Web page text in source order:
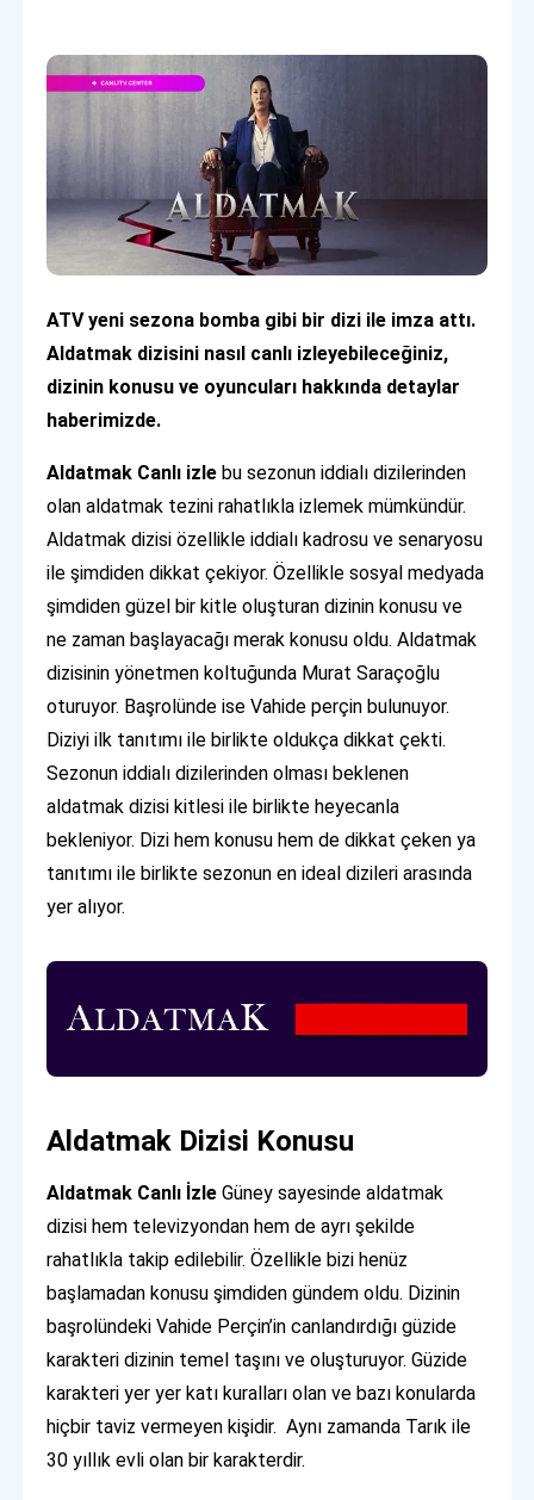
ATV yeni sezona bomba gibi bir dizi ile imza attı.
Aldatmak dizisini nasıl canlı izleyebileceğiniz,
dizinin konusu ve oyuncuları hakkında detaylar
haberimizde.
Aldatmak Canlı izlebu sezonun iddialı dizilerinden
olan aldatmak tezini rahatlıkla izlemek mümkündür.
Aldatmak dizisi özellikle iddialı kadrosu ve senaryosu
ile şimdiden dikkat çekiyor. Özellikle sosyal medyada
şimdiden güzel bir kitle oluşturan dizinin konusu ve
ne zaman başlayacağı merak konusu oldu. Aldatmak
dizisinin yönetmen koltuğunda Murat Saraçoğlu
oturuyor. Başrolünde ise Vahide perçin bulunuyor.
Diziyi ilk tanıtımı ile birlikte oldukça dikkat çekti.
Sezonun iddialı dizilerinden olması beklenen
aldatmak dizisi kitlesi ile birlikte heyecanla
bekleniyor. Dizi hem konusu hem de dikkat çeken ya
tanıtımı ile birlikte sezonun en ideal dizileri arasında
yer alıyor.
Aldatmak Dizisi Konusu
Aldatmak Canlı İzleGüney sayesinde aldatmak
dizisi hem televizyondan hem de ayrı şekilde
rahatlıkla takip edilebilir. Özellikle bizi henüz
başlamadan konusu şimdiden gündem oldu. Dizinin
başrolündeki Vahide Perçin’in canlandırdığı güzide
karakteri dizinin temel taşını ve oluşturuyor. Güzide
karakteri yer yer katı kuralları olan ve bazı konularda
hiçbir taviz vermeyen kişidir. Aynı zamanda Tarık ile
30 yıllık evli olan bir karakterdir.